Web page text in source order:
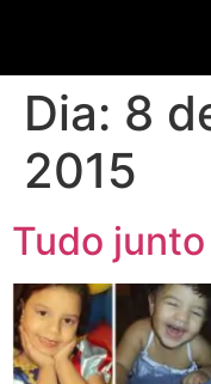
Dia: 8
2015
Tudo junto